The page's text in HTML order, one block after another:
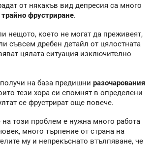
от някакъв вид депресия са много
трайно фрустриране.
нещото, което не могат да преживеят,
съвсем дребен детайл от цялостната
цялата ситуация изключително
на база предишни разочарования
тези хора си спомнят в определени
се фрустрират още повече.
този проблем е нужна много работа
много търпение от страна на
му и непрекъснато втълпяване, че